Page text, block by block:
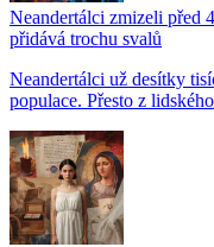
Neandertálci zmizeli před
přidává trochu svalů
Neandertálci už desítky
populace. Přesto z